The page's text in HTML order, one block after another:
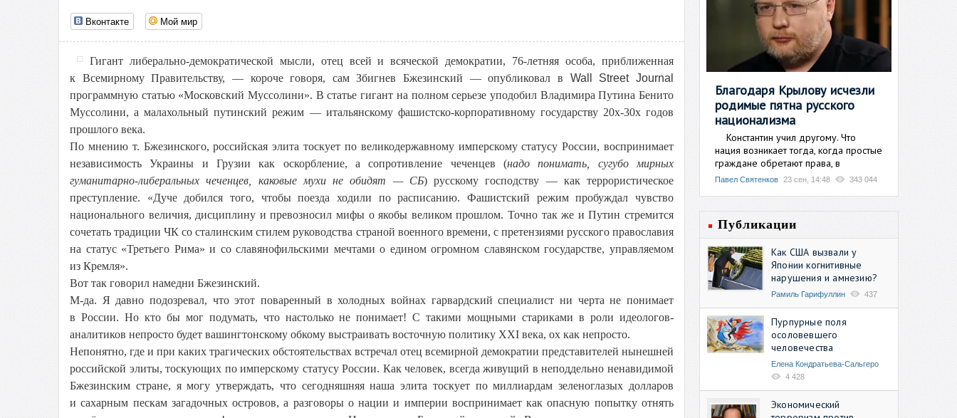
Вконтакте Мой мир
Гигант либерально-демократической мысли, отец всей и всяческой демократии, 76-летняя особа, приближенная
к Всемирному Правительству, — короче говоря, сам Збигнев Бжезинский — опубликовал в Wall Street Journal
программную статью «Московский Муссолини». В статье гигант на полном серьезе уподобил Владимира Путина Бенито
Муссолини, а малахольный путинский режим — итальянскому фашистско-корпоративному государству 20х-30х годов
прошлого века.
По мнению т. Бжезинского, российская элита тоскует по великодержавному имперскому статусу России, воспринимает
независимость Украины и Грузии как оскорбление, а сопротивление чеченцев (надо понимать, сугубо мирных
гуманитарно-либеральных чеченцев, каковые мухи не обидят — СБ) русскому господству — как террористическое
преступление. «Дуче добился того, чтобы поезда ходили по расписанию. Фашистский режим пробуждал чувство
национального величия, дисциплину и превозносил мифы о якобы великом прошлом. Точно так же и Путин стремится
сочетать традиции ЧК со сталинским стилем руководства страной военного времени, с претензиями русского православия
на статус «Третьего Рима» и со славянофильскими мечтами о едином огромном славянском государстве, управляемом
из Кремля».
Вот так говорил намедни Бжезинский.
М-да. Я давно подозревал, что этот поваренный в холодных войнах гарвардский специалист ни черта не понимает
в России. Но кто бы мог подумать, что настолько не понимает! С такими мощными стариками в роли идеологов-
аналитиков непросто будет вашингтонскому обкому выстраивать восточную политику XXI века, ох как непросто.
Непонятно, где и при каких трагических обстоятельствах встречал отец всемирной демократии представителей нынешней
российской элиты, тоскующих по имперскому статусу России. Как человек, всегда живущий в неподдельно ненавидимой
Бжезинским стране, я могу утверждать, что сегодняшняя наша элита тоскует по миллиардам зеленоглазых долларов
и сахарным пескам загадочных островов, а разговоры о нации и империи воспринимает как опасную попытку отнять
Благодаря Крылову исчезли
родимые пятна русского
национализма
Константин учил другому. Что
нация возникает тогда, когда простые
граждане обретают права, в
Павел Святенков 23 сен, 14:48 343 044
Публикации
Как США вызвали у
Японии когнитивные
нарушения и амнезию?
Рамиль Гарифуллин 437
Пурпурные поля
осоловевшего
человечества
Елена Кондратьева-Сальгеро
4 428
Экономический